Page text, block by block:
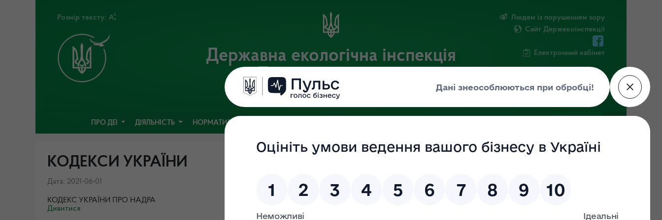
Розмір тексту:
Державна екологічна інспекція
Поліського округу
Офіційний веб-портал
Людям із порушенням зору
Сайт Держекоінспекції
Електронний кабінет
ПРО ДЕІ ДІЯЛЬНІСТЬ НОРМАТИВНА БАЗА
КОДЕКСИ УКРАЇНИ
Дата: 2021-06-01
КОДЕКС УКРАЇНИ ПРО НАДРА
Дивитися